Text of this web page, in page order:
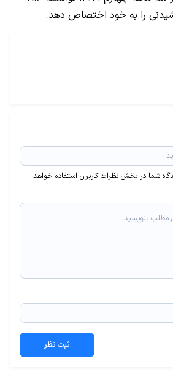
را به خود اختصاص دهد.
شما در بخش نظرات کاربران استفاده خواهد
ثبت نظر